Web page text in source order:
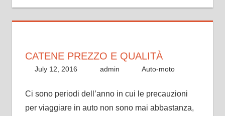
CATENE PREZZO E QUALITÀ
July 12, 2016 admin Auto-moto
Ci sono periodi dell’anno in cui le precauzioni
per viaggiare in auto non sono mai abbastanza,